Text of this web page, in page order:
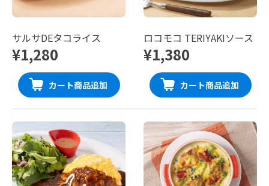
サルサDEタコライス
¥1,280
カート商品追加
ロコモコ TERIYAKIソース
¥1,380
カート商品追加